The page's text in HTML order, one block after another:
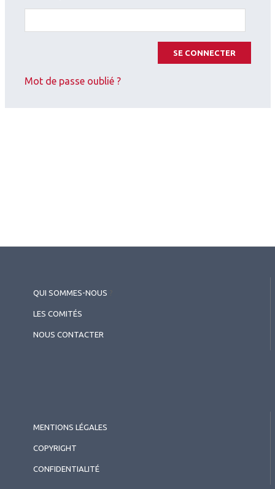
Inflammation de la surface
SE CONNECTER
Mot de passe oublié ?
QUI SOMMES-NOUS
LES COMITÉS
NOUS CONTACTER
MENTIONS LÉGALES
COPYRIGHT
CONFIDENTIALITÉ